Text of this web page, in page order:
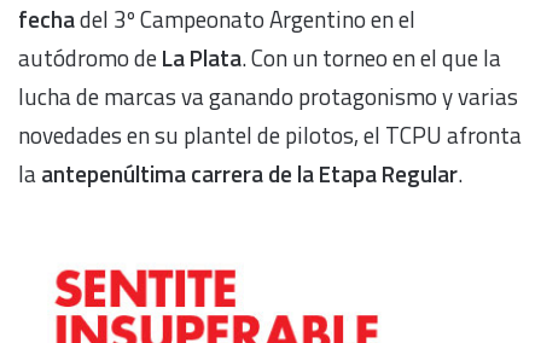
fechadel 3º Campeonato Argentino en el
autódromo deLa Plata. Con un torneo en el que la
lucha de marcas va ganando protagonismo y varias
novedades en su plantel de pilotos, el TCPU afronta
laantepenúltima carrera de la Etapa Regular.